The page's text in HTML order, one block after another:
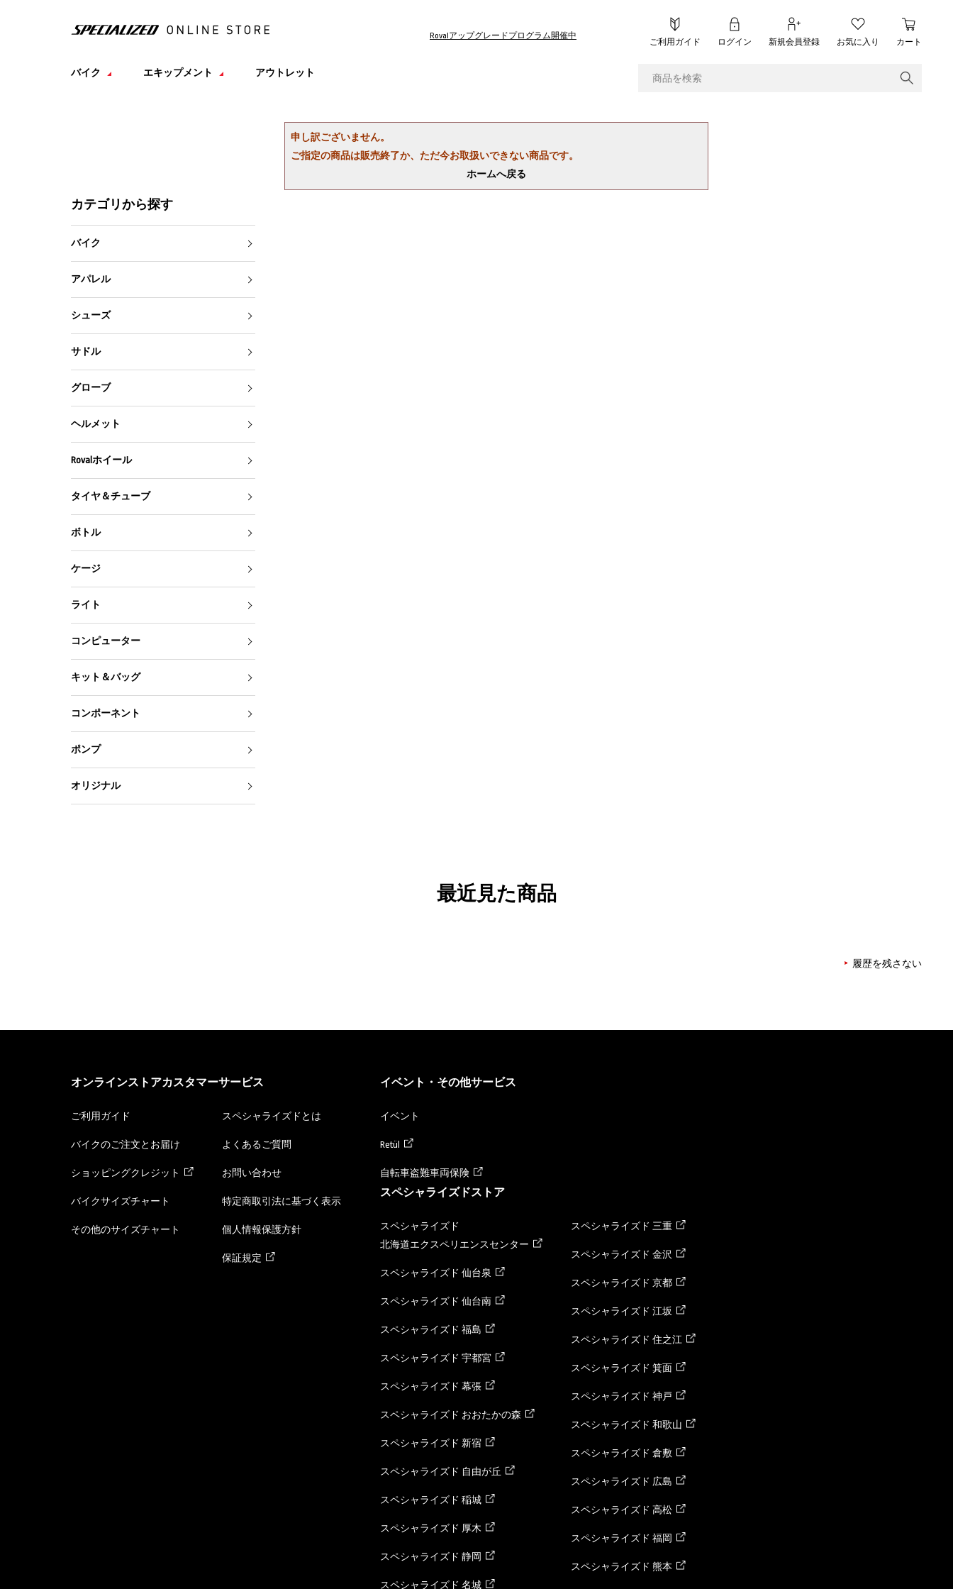
Rovalアップグレードプログラム開催中
ご利用ガイド ログイン 新規会員登録 お気に入り カート
バイク エキップメント アウトレット
申し訳ございません。
ご指定の商品は販売終了か、ただ今お取扱いできない商品です。
ホームへ戻る
カテゴリから探す
バイク
アパレル
シューズ
サドル
グローブ
ヘルメット
Rovalホイール
タイヤ＆チューブ
ボトル
ケージ
ライト
コンピューター
キット＆バッグ
コンポーネント
ポンプ
オリジナル
最近見た商品
履歴を残さない
オンラインストアカスタマーサービス
ご利用ガイド
バイクのご注文とお届け
ショッピングクレジット
バイクサイズチャート
その他のサイズチャート
スペシャライズドとは
よくあるご質問
お問い合わせ
特定商取引法に基づく表示
個人情報保護方針
保証規定
イベント・その他サービス
イベント
Retül
自転車盗難車両保険
スペシャライズドストア
スペシャライズド
北海道エクスペリエンスセンター
スペシャライズド 仙台泉
スペシャライズド 仙台南
スペシャライズド 福島
スペシャライズド 宇都宮
スペシャライズド 幕張
スペシャライズド おおたかの森
スペシャライズド 新宿
スペシャライズド 自由が丘
スペシャライズド 稲城
スペシャライズド 厚木
スペシャライズド 静岡
スペシャライズド 名城
スペシャライズド 三重
スペシャライズド 金沢
スペシャライズド 京都
スペシャライズド 江坂
スペシャライズド 住之江
スペシャライズド 箕面
スペシャライズド 神戸
スペシャライズド 和歌山
スペシャライズド 倉敷
スペシャライズド 広島
スペシャライズド 高松
スペシャライズド 福岡
スペシャライズド 熊本